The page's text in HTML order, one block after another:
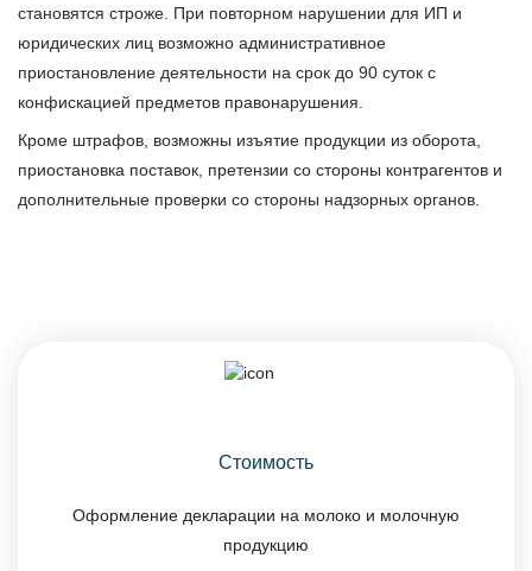
становятся строже. При повторном нарушении для ИП и
юридических лиц возможно административное
приостановление деятельности на срок до 90 суток с
конфискацией предметов правонарушения.
Кроме штрафов, возможны изъятие продукции из оборота,
приостановка поставок, претензии со стороны контрагентов и
дополнительные проверки со стороны надзорных органов.
Стоимость
Оформление декларации на молоко и молочную
продукцию